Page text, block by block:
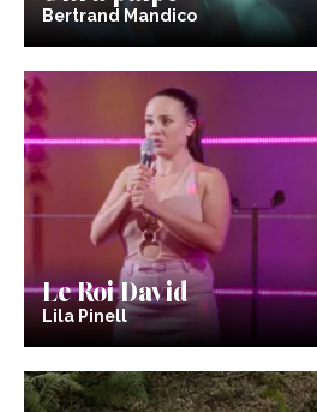
Bertrand Mandico
Le Roi David
Lila Pinell